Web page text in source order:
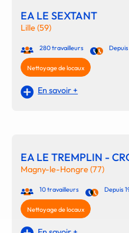
EA LE SEXTANT
Lille (59)
280 travailleurs
Nettoyage de locaux
En savoir +
EA LE TREMPLIN -
Magny-le-Hongre (77)
10 travailleurs Depuis
Nettoyage de locaux